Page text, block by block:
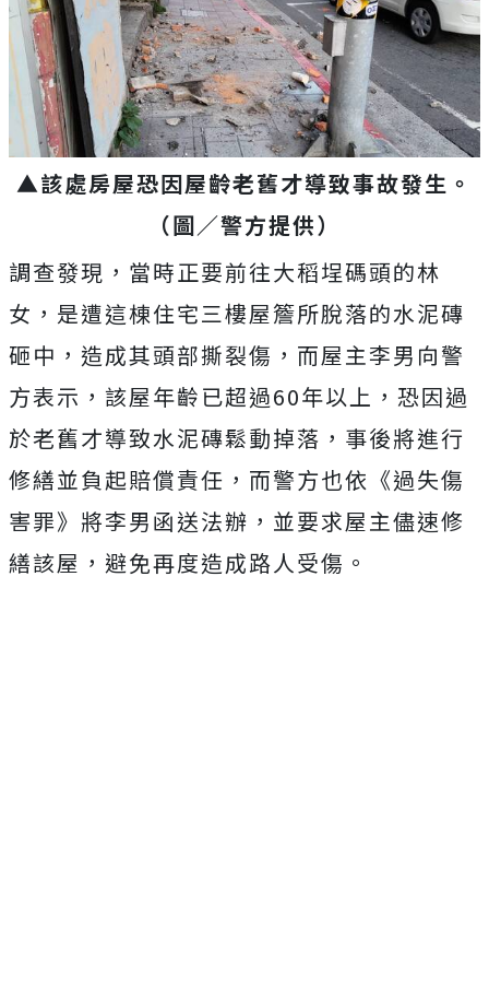
▲該處房屋恐因屋齡老舊才導致事故發生。
（圖／警方提供）
調查發現，當時正要前往大稻埕碼頭的林
女，是遭這棟住宅三樓屋簷所脫落的水泥磚
砸中，造成其頭部撕裂傷，而屋主李男向警
方表示，該屋年齡已超過60年以上，恐因過
於老舊才導致水泥磚鬆動掉落，事後將進行
修繕並負起賠償責任，而警方也依《過失傷
害罪》將李男函送法辦，並要求屋主儘速修
繕該屋，避免再度造成路人受傷。